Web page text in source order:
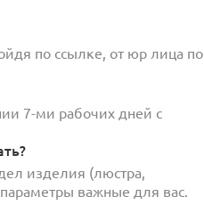
по ссылке, от юр лица по
7-ми рабочих дней с
изделия (люстра,
важные для вас.